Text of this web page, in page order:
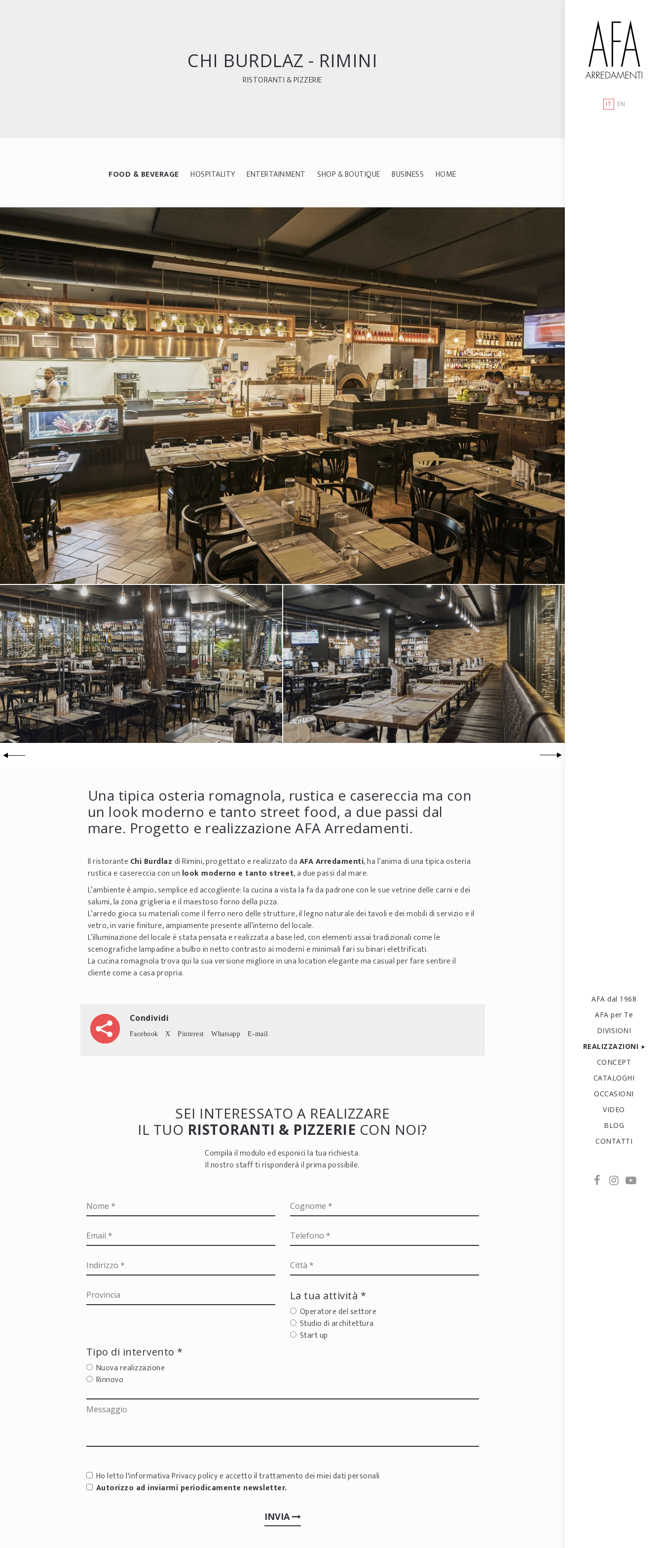
IT EN
AFA dal 1968
AFA per Te
DIVISIONI
REALIZZAZIONI
CONCEPT
CATALOGHI
OCCASIONI
VIDEO
BLOG
CONTATTI
CHI BURDLAZ - RIMINI
RISTORANTI & PIZZERIE
FOOD & BEVERAGE HOSPITALITY ENTERTAINMENT SHOP & BOUTIQUE BUSINESS HOME
Una tipica osteria romagnola, rustica e casereccia ma con
un look moderno e tanto street food, a due passi dal
mare. Progetto e realizzazione AFA Arredamenti.
Il ristoranteChi Burdlaz di Rimini, progettato e realizzato daAFA Arredamenti, ha l’anima di una tipica osteria
rustica e casereccia con un look moderno e tanto street, a due passi dal mare.
L’ambiente è ampio, semplice ed accogliente: la cucina a vista la fa da padrone con le sue vetrine delle carni e dei
salumi, la zona griglieria e il maestoso forno della pizza.
L’arredo gioca su materiali come il ferro nero delle strutture, il legno naturale dei tavoli e dei mobili di servizio e il
vetro, in varie finiture, ampiamente presente all’interno del locale.
L’illuminazione del locale è stata pensata e realizzata a base led, con elementi assai tradizionali come le
scenografiche lampadine a bulbo in netto contrasto ai moderni e minimali fari su binari elettrificati.
La cucina romagnola trova qui la sua versione migliore in una location elegante ma casual per fare sentire il
cliente come a casa propria.
Condividi
Facebook X Pinterest Whatsapp E-mail
SEI INTERESSATO A REALIZZARE
IL TUO RISTORANTI & PIZZERIE CON NOI?
Compila il modulo ed esponici la tua richiesta.
Il nostro staff ti risponderà il prima possibile.
La tua attività *
Operatore del settore
Studio di architettura
Start up
Tipo di intervento *
Nuova realizzazione
Rinnovo
Ho letto l'informativaPrivacy policye accetto il trattamento dei miei dati personali
Autorizzo ad inviarmi periodicamente newsletter.
INVIA